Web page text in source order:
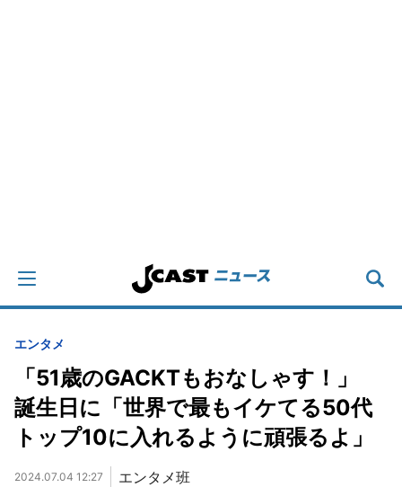
エンタメ
「51歳のGACKTもおなしゃす！」
誕生日に「世界で最もイケてる50代
トップ10に入れるように頑張るよ」
2024.07.04 12:27 エンタメ班